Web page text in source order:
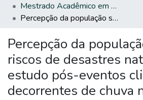
Mestrado Acadêmico em Administração
Percepção da população sobre riscos de desastres naturais : um estudo pós-eventos climáticos decorrentes de chuva no RS
Percepção da
riscos de desastres
estudo pós-eventos
decorrentes de chuva